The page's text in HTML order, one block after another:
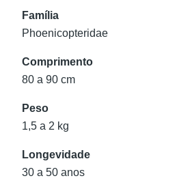
Família
Phoenicopteridae
Comprimento
80 a 90 cm
Peso
1,5 a 2 kg
Longevidade
30 a 50 anos